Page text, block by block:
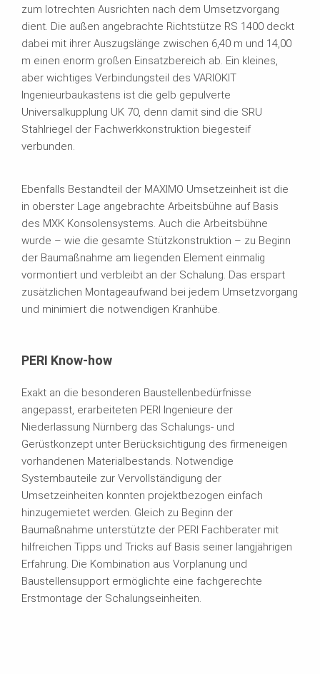
zum lotrechten Ausrichten nach dem Umsetzvorgang
dient. Die außen angebrachte Richtstütze RS 1400 deckt
dabei mit ihrer Auszugslänge zwischen 6,40 m und 14,00
m einen enorm großen Einsatzbereich ab. Ein kleines,
aber wichtiges Verbindungsteil des VARIOKIT
Ingenieurbaukastens ist die gelb gepulverte
Universalkupplung UK 70, denn damit sind die SRU
Stahlriegel der Fachwerkkonstruktion biegesteif
verbunden.
Ebenfalls Bestandteil der MAXIMO Umsetzeinheit ist die
in oberster Lage angebrachte Arbeitsbühne auf Basis
des MXK Konsolensystems. Auch die Arbeitsbühne
wurde – wie die gesamte Stützkonstruktion – zu Beginn
der Baumaßnahme am liegenden Element einmalig
vormontiert und verbleibt an der Schalung. Das erspart
zusätzlichen Montageaufwand bei jedem Umsetzvorgang
und minimiert die notwendigen Kranhübe.
PERI Know-how
Exakt an die besonderen Baustellenbedürfnisse
angepasst, erarbeiteten PERI Ingenieure der
Niederlassung Nürnberg das Schalungs- und
Gerüstkonzept unter Berücksichtigung des firmeneigen
vorhandenen Materialbestands. Notwendige
Systembauteile zur Vervollständigung der
Umsetzeinheiten konnten projektbezogen einfach
hinzugemietet werden. Gleich zu Beginn der
Baumaßnahme unterstützte der PERI Fachberater mit
hilfreichen Tipps und Tricks auf Basis seiner langjährigen
Erfahrung. Die Kombination aus Vorplanung und
Baustellensupport ermöglichte eine fachgerechte
Erstmontage der Schalungseinheiten.